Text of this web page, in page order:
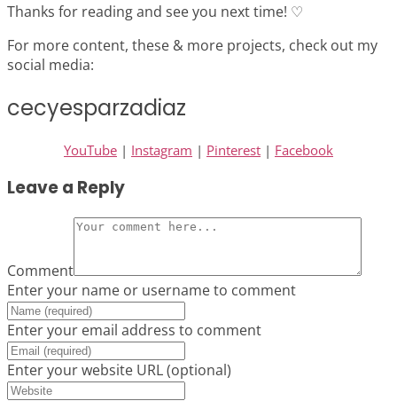
Thanks for reading and see you next time! ♡
For more content, these & more projects, check out my
social media:
cecyesparzadiaz
YouTube | Instagram | Pinterest | Facebook
Leave a Reply
Comment
Enter your name or username to comment
Enter your email address to comment
Enter your website URL (optional)